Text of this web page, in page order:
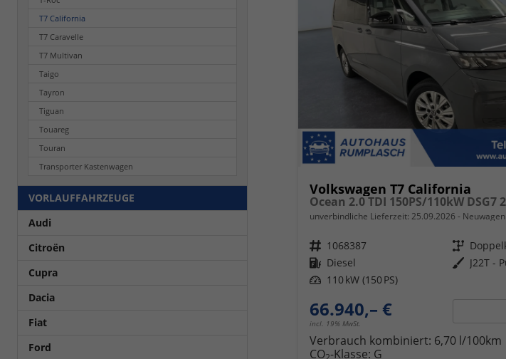
Volkswagen T7 California
unverbindliche Lieferzeit:25.09.2026 Neuwagen
Fahrzeugnr. 1068387 Getriebe
Kraftstoff Diesel Außenfarbe
Leistung 110 kW (150 PS)
66.940,– €
incl. 19% MwSt.
Verbrauch kombiniert: 6,70 l/100km
CO -Klasse: G
T7 California
T7 Caravelle
T7 Multivan
Taigo
Tayron
Tiguan
Touareg
Touran
Transporter Kastenwagen
VORLAUFFAHRZEUGE
Audi
Citroën
Cupra
Dacia
Fiat
Ford